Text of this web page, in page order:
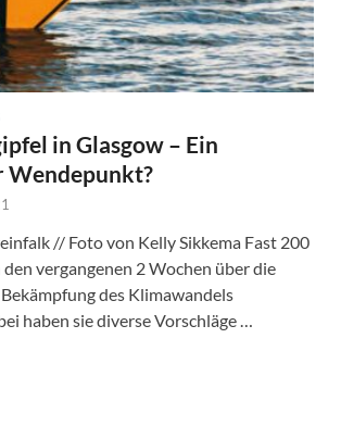
in Glasgow – Ein
Wendepunkt?
// Foto von Kelly Sikkema Fast 200
vergangenen 2 Wochen über die
des Klimawandels
haben sie diverse Vorschläge …